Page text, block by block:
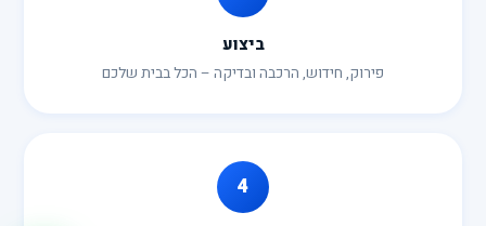
ביצוע
פירוק, חידוש, הרכבה ובדיקה – הכל בבית שלכם
4